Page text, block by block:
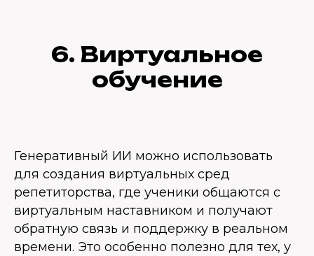
6. Виртуальное
обучение
Генеративный ИИ можно использовать
для создания виртуальных сред
репетиторства, где ученики общаются с
виртуальным наставником и получают
обратную связь и поддержку в реальном
времени. Это особенно полезно для тех, у